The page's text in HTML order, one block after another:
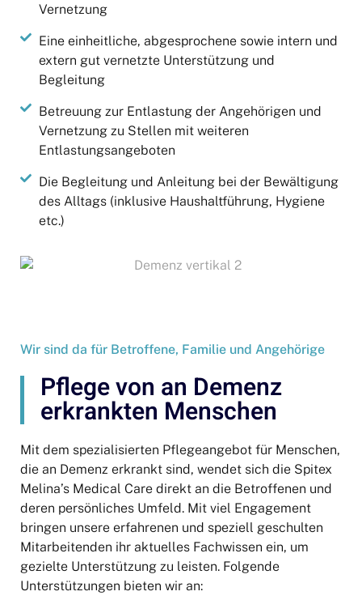
Vernetzung
Eine einheitliche, abgesprochene sowie intern und
extern gut vernetzte Unterstützung und
Begleitung
Betreuung zur Entlastung der Angehörigen und
Vernetzung zu Stellen mit weiteren
Entlastungsangeboten
Die Begleitung und Anleitung bei der Bewältigung
des Alltags (inklusive Haushaltführung, Hygiene
etc.)
Wir sind da für Betroffene, Familie und Angehörige
Pflege von an Demenz
erkrankten Menschen
Mit dem spezialisierten Pflegeangebot für Menschen,
die an Demenz erkrankt sind, wendet sich die Spitex
Melina’s Medical Care direkt an die Betroffenen und
deren persönliches Umfeld. Mit viel Engagement
bringen unsere erfahrenen und speziell geschulten
Mitarbeitenden ihr aktuelles Fachwissen ein, um
gezielte Unterstützung zu leisten. Folgende
Unterstützungen bieten wir an: